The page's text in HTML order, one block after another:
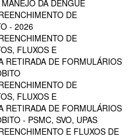
DA DENGUE
DE
- 2026
DE
FLUXOS E
RETIRADA DE FORMULÁRIOS
DE
FLUXOS E
RETIRADA DE FORMULÁRIOS
- PSMC, SVO, UPAS
E FLUXOS DE